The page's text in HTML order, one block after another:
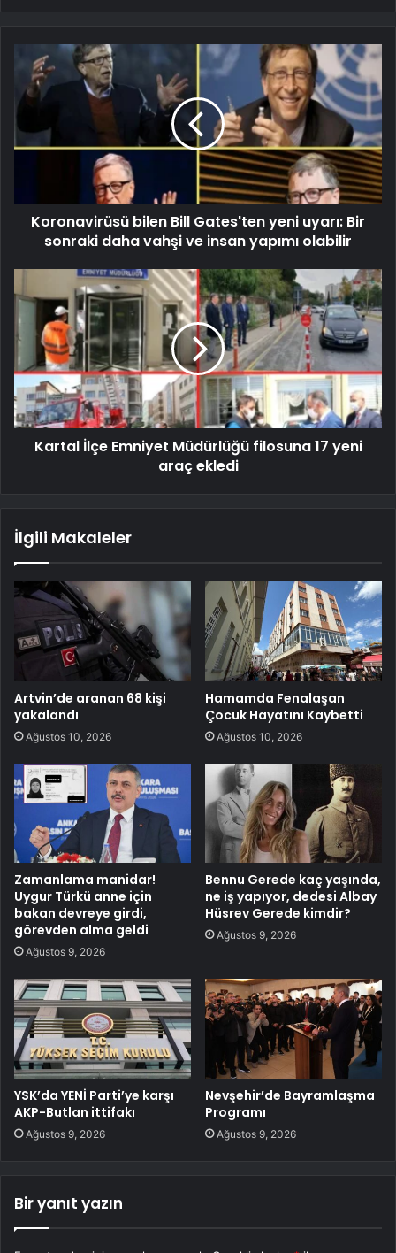
Koronavirüsü bilen Bill Gates'ten yeni uyarı: Bir
sonraki daha vahşi ve insan yapımı olabilir
Kartal İlçe Emniyet Müdürlüğü filosuna 17 yeni
araç ekledi
İlgili Makaleler
Artvin’de aranan 68 kişi
yakalandı
Ağustos 10, 2026
Hamamda Fenalaşan
Çocuk Hayatını Kaybetti
Ağustos 10, 2026
Zamanlama manidar!
Uygur Türkü anne için
bakan devreye girdi,
görevden alma geldi
Ağustos 9, 2026
Bennu Gerede kaç yaşında,
ne iş yapıyor, dedesi Albay
Hüsrev Gerede kimdir?
Ağustos 9, 2026
YSK’da YENİ Parti’ye karşı
AKP-Butlan ittifakı
Ağustos 9, 2026
Nevşehir’de Bayramlaşma
Programı
Ağustos 9, 2026
Bir yanıt yazın